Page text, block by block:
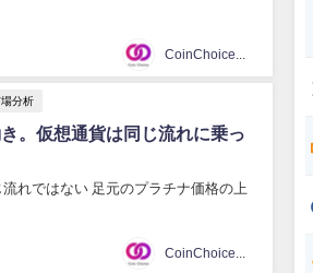
分析
。仮想通貨は同じ流れに乗っ
れではない 足元のプラチナ価格の上